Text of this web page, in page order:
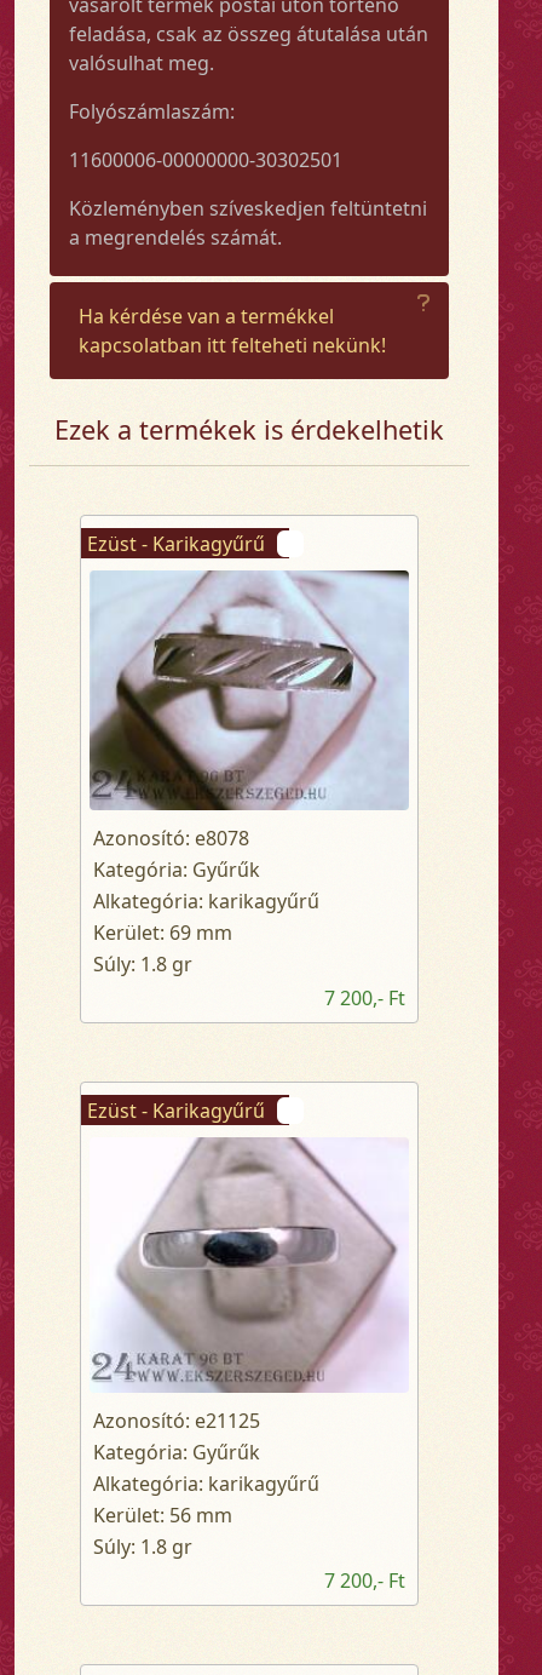
feladása, csak az összeg átutalása után
valósulhat meg.
Folyószámlaszám:
11600006-00000000-30302501
Közleményben szíveskedjen feltüntetni
a megrendelés számát.
Ha kérdése van a termékkel
kapcsolatban itt felteheti nekünk!
Ezek a termékek is érdekelhetik
Ezüst - Karikagyűrű
Azonosító: e8078
Kategória: Gyűrűk
Alkategória: karikagyűrű
Kerület: 69 mm
Súly: 1.8 gr
7 200,- Ft
Ezüst - Karikagyűrű
Azonosító: e21125
Kategória: Gyűrűk
Alkategória: karikagyűrű
Kerület: 56 mm
Súly: 1.8 gr
7 200,- Ft